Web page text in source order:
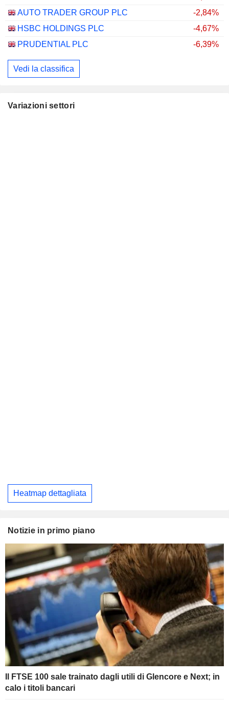
AUTO TRADER GROUP PLC
-2,84%
HSBC HOLDINGS PLC
-4,67%
PRUDENTIAL PLC
-6,39%
Vedi la classifica
Variazioni settori
Heatmap dettagliata
Notizie in primo piano
Il FTSE 100 sale trainato dagli utili di Glencore e Next; in
calo i titoli bancari